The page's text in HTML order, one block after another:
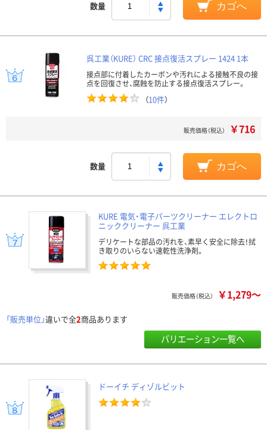
数量 カゴへ
呉工業（KURE） CRC 接点復活スプレー 1424 1本
接点部に付着したカーボンや汚れによる接触不良の接
点を回復させ、腐蝕を防止する接点復活スプレー。
（10件）
販売価格（税込） ￥716
数量 カゴへ
KURE 電気・電子パーツクリーナー エレクトロ
ニッククリーナー 呉工業
デリケートな部品の汚れを、素早く安全に除去！拭
き取りのいらない速乾性洗浄剤。
販売価格（税込） ￥1,279～
「販売単位」違いで全2商品あります
バリエーション一覧へ
ドーイチ ディゾルビット